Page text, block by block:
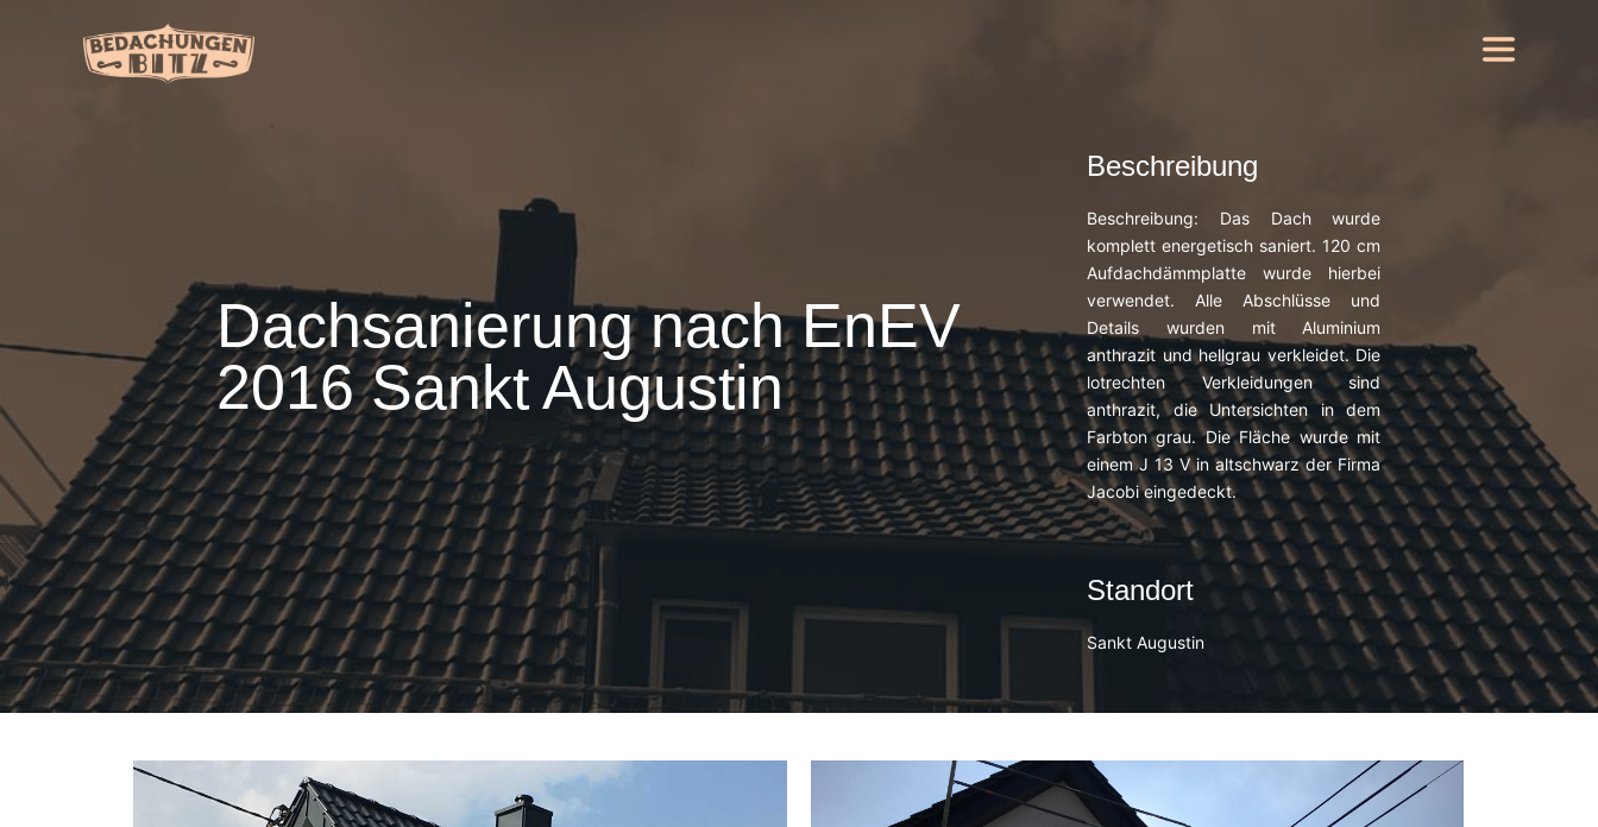
Dachsanierung nach EnEV
2016 Sankt Augustin
Beschreibung
Beschreibung: Das Dach wurde
komplett energetisch saniert. 120 cm
Aufdachdämmplatte wurde hierbei
verwendet. Alle Abschlüsse und
Details wurden mit Aluminium
anthrazit und hellgrau verkleidet. Die
lotrechten Verkleidungen sind
anthrazit, die Untersichten in dem
Farbton grau. Die Fläche wurde mit
einem J 13 V in altschwarz der Firma
Jacobi eingedeckt.
Standort
Sankt Augustin